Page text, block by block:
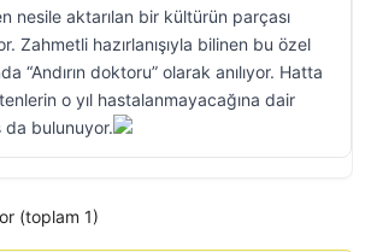
nesile aktarılan bir kültürün parçası
Zahmetli hazırlanışıyla bilinen bu özel
“Andırın doktoru” olarak anılıyor. Hatta
o yıl hastalanmayacağına dair
da bulunuyor.
(toplam 1)